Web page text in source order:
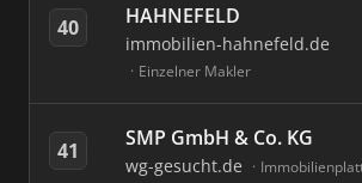
40
HAHNEFELD
immobilien-hahnefeld.de
Einzelner Makler
41 SMP GmbH & Co. KG
wg-gesucht.de